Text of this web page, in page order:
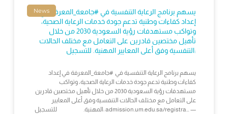
News
يسهم برنامج الرعاية التنفسية في #جامعة_المعرفة في
إعداد كفاءات وطنية تدعم جودة خدمات الرعاية الصحية،
وتواكب مستهدفات رؤية السعودية 2030 من خلال
تأهيل مختصين قادرين على التعامل مع مختلف الحالات
التنفسية وفق أعلى المعايير المهنية. للتسجيل:
يسهم برنامج الرعاية التنفسية في #جامعة_المعرفة في إعداد
كفاءات وطنية تدعم جودة خدمات الرعاية الصحية، وتواكب
مستهدفات رؤية السعودية 2030 من خلال تأهيل مختصين قادرين
على التعامل مع مختلف الحالات التنفسية وفق أعلى المعايير
المهنية. للتسجيل: admission.um.edu.sa/registra… —